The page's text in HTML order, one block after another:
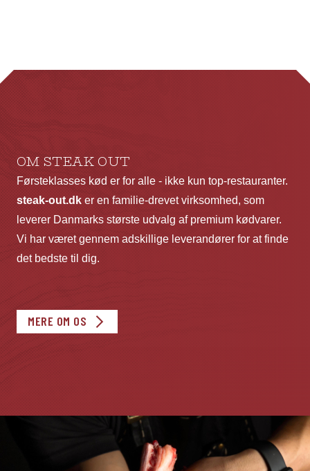
OM STEAK OUT
Førsteklasses kød er for alle - ikke kun top-restauranter.
steak-out.dk er en familie-drevet virksomhed, som
leverer Danmarks største udvalg af premium kødvarer.
Vi har været gennem adskillige leverandører for at finde
det bedste til dig.
MERE OM OS